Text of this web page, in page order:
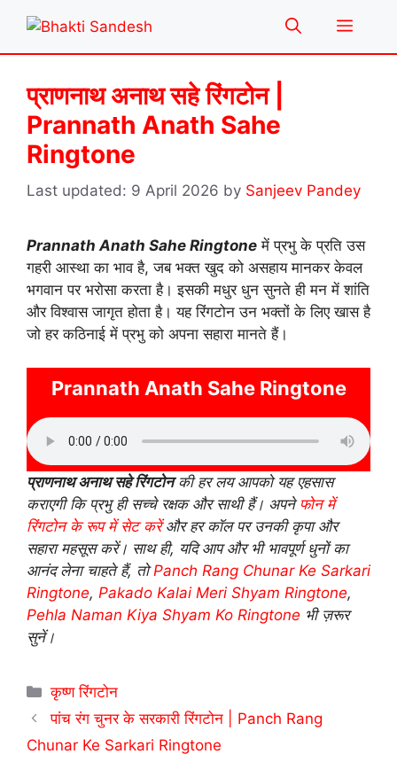
content
Menu
प्राणनाथ अनाथ सहे रिंगटोन |
Prannath Anath Sahe
Ringtone
9 April 2026 by Sanjeev Pandey
Prannath Anath Sahe Ringtone में प्रभु के प्रति उस
गहरी आस्था का भाव है, जब भक्त खुद को असहाय मानकर केवल
भगवान पर भरोसा करता है। इसकी मधुर धुन सुनते ही मन में शांति
और विश्वास जागृत होता है। यह रिंगटोन उन भक्तों के लिए खास है
जो हर कठिनाई में प्रभु को अपना सहारा मानते हैं।
Prannath Anath Sahe Ringtone
प्राणनाथ अनाथ सहे रिंगटोनकी हर लय आपको यह एहसास
कराएगी कि प्रभु ही सच्चे रक्षक और साथी हैं। अपने फोन में
रिंगटोन के रूप में सेट करेंऔर हर कॉल पर उनकी कृपा और
सहारा महसूस करें। साथ ही, यदि आप और भी भावपूर्ण धुनों का
आनंद लेना चाहते हैं, तोPanch Rang Chunar Ke Sarkari
Ringtone, Pakado Kalai Meri Shyam Ringtone,
Pehla Naman Kiya Shyam Ko Ringtone भी ज़रूर
सुनें।
Categories
कृष्ण रिंगटोन
पांच रंग चुनर के सरकारी रिंगटोन | Panch Rang
Chunar Ke Sarkari Ringtone